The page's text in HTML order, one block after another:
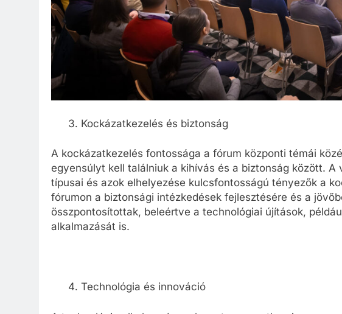
Kockázatkezelés és biztonság
A kockázatkezelés fontossága a fórum központi témái
egyensúlyt kell találniuk a kihívás és a biztonság között.
típusai és azok elhelyezése kulcsfontosságú tényezők a
fórumon a biztonsági intézkedések fejlesztésére és a
összpontosítottak, beleértve a technológiai újítások,
alkalmazását is.
Technológia és innováció